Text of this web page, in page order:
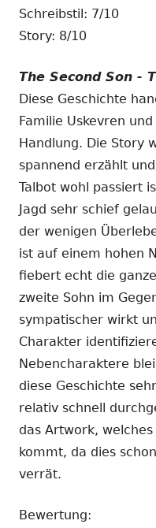
Schreibstil: 7/10
Story: 8/10
The Second Son -
Diese Geschichte
Familie Uskevren
Handlung. Die Story
spannend erzählt
Talbot wohl passiert
Jagd sehr schief
der wenigen
ist auf einem hohen
fiebert echt die
zweite Sohn im
sympatischer wirkt
Charakter
Nebencharaktere
diese Geschichte
relativ schnell
das Artwork,
kommt, da dies
verrät.
Bewertung: